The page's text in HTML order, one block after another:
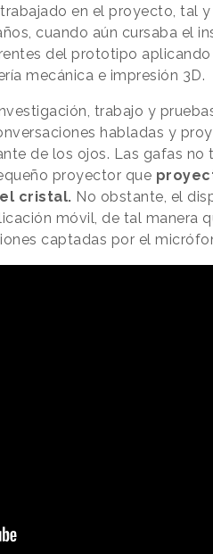
en el proyecto, tal
cuando aún cursaba el
del prototipo aplicando
mecánica e impresión 3D.
trabajo y
habladas y
de los ojos. Las gafas no
proyector que
cristal. No obstante, el
móvil, de tal manera
captadas por el